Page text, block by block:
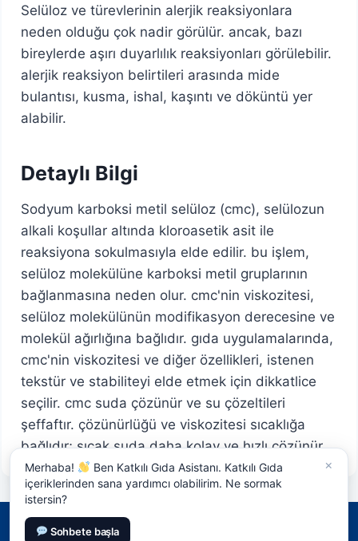
Selüloz ve türevlerinin alerjik reaksiyonlara
neden olduğu çok nadir görülür. ancak, bazı
bireylerde aşırı duyarlılık reaksiyonları görülebilir.
alerjik reaksiyon belirtileri arasında mide
bulantısı, kusma, ishal, kaşıntı ve döküntü yer
alabilir.
Detaylı Bilgi
Sodyum karboksi metil selüloz (cmc), selülozun
alkali koşullar altında kloroasetik asit ile
reaksiyona sokulmasıyla elde edilir. bu işlem,
selüloz molekülüne karboksi metil gruplarının
bağlanmasına neden olur. cmc'nin viskozitesi,
selüloz molekülünün modifikasyon derecesine ve
molekül ağırlığına bağlıdır. gıda uygulamalarında,
cmc'nin viskozitesi ve diğer özellikleri, istenen
tekstür ve stabiliteyi elde etmek için dikkatlice
seçilir. cmc suda çözünür ve su çözeltileri
şeffaftır. çözünürlüğü ve viskozitesi sıcaklığa
bağlıdır; sıcak suda daha kolay ve hızlı çözünür.
×
Merhaba!
Ben Katkılı Gıda Asistanı. Katkılı Gıda
içeriklerinden sana yardımcı olabilirim. Ne sormak
istersin?
Sohbete başla